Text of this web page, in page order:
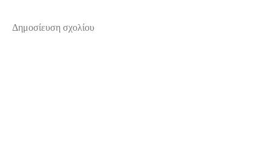
Δημοσίευση σχολίου